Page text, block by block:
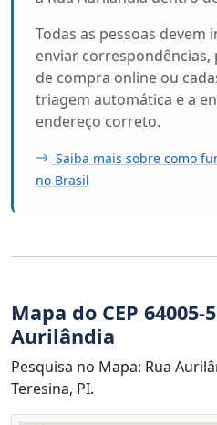
Todas as pessoas devem
enviar
de compra online ou
triagem automática e a
endereço correto.
Saiba mais sobre como
no Brasil
Mapa do CEP 64005-
Aurilândia
Pesquisa no Mapa: Rua
Teresina, PI.